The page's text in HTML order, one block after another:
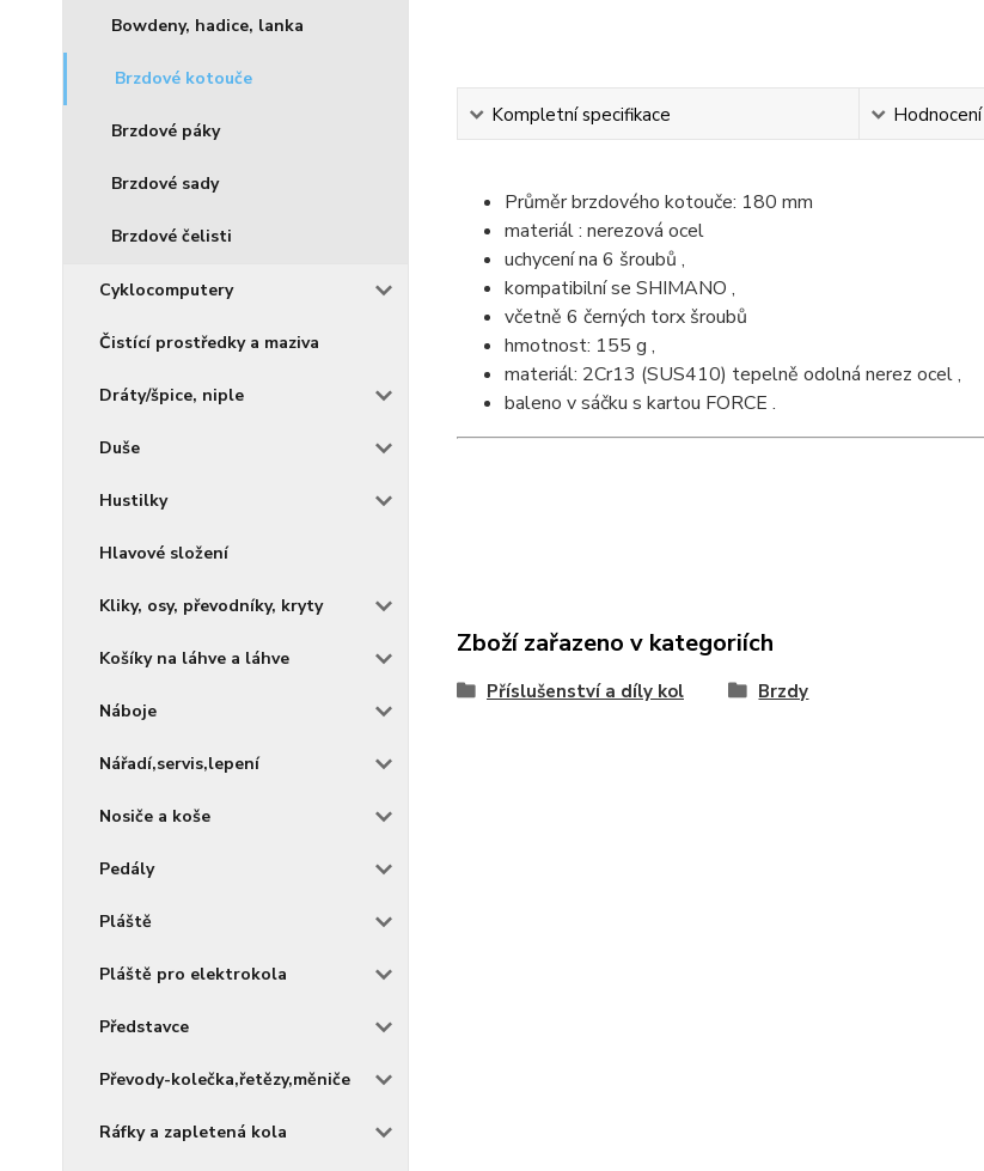
Bowdeny, hadice, lanka
Brzdové kotouče
Brzdové páky
Brzdové sady
Brzdové čelisti
Cyklocomputery
Čistící prostředky a maziva
Dráty/špice, niple
Duše
Hustilky
Hlavové složení
Kliky, osy, převodníky, kryty
Košíky na láhve a láhve
Náboje
Nářadí,servis,lepení
Nosiče a koše
Pedály
Pláště
Pláště pro elektrokola
Představce
Převody-kolečka,řetězy,měniče
Ráfky a zapletená kola
Kompletní specifikace Hodnocení
Průměr brzdového kotouče: 180 mm
materiál : nerezová ocel
uchycení na 6 šroubů ,
kompatibilní se SHIMANO ,
včetně 6 černých torx šroubů
hmotnost: 155 g ,
materiál: 2Cr13 (SUS410) tepelně odolná nerez ocel ,
baleno v sáčku s kartou FORCE .
Zboží zařazeno v kategoriích
Příslušenství a díly kol Brzdy